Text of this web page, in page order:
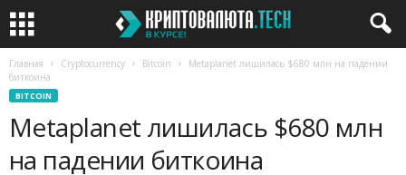
Главная Cryptocurrency Bitcoin
Metaplanet лишилась $680 млн на падении
биткоина
BITCOIN
Metaplanet лишилась $680 млн
на падении биткоина